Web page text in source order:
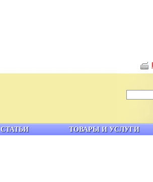
СТАТЬИ ТОВАРЫ И УСЛУГИ